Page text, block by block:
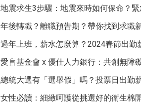
地震求生3步驟：地震來時如何保命？
年後轉職？離職預告期？帶你找到求職
過年上班，薪水怎麼算？2024春節出勤
愛盲基金會 x 優仕人力銀行：共創無障
總統大選有「選舉假」嗎？投票日出勤
女性必讀：細緻呵護從挑選好的衛生棉